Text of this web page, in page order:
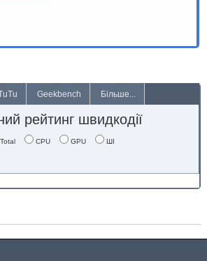
Geekbench Більше...
рейтинг швидкодії
Total CPU GPU ШІ